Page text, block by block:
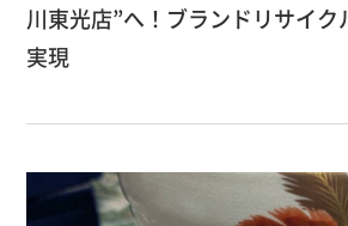
川東光店”へ！ブランドリサイク
実現